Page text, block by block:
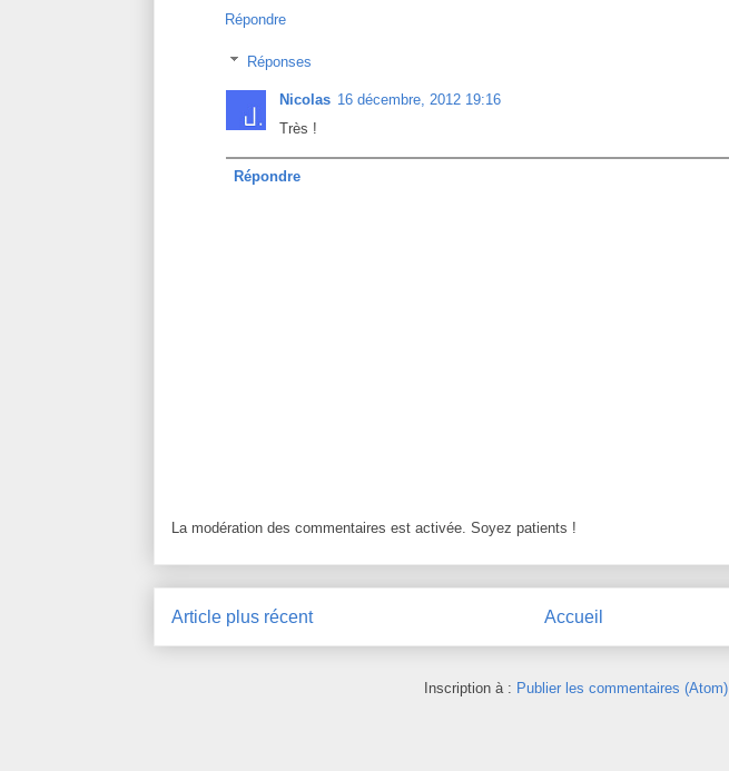
Répondre
Réponses
Nicolas 16 décembre, 2012 19:16
Très !
Répondre
La modération des commentaires est activée. Soyez patients !
Article plus récent Accueil
Inscription à : Publier les commentaires (Atom)